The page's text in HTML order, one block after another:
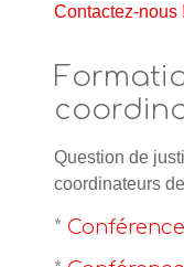
Contactez-nous !
Question de
coordinateurs
*